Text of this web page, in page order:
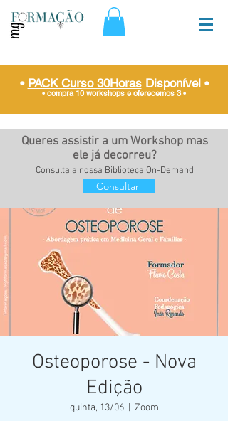
• PACK Curso 30HorasDisponível •
• compra 10 workshops e oferecemos 3•
Queres assistir a um Workshop mas
ele já decorreu?
Consulta a nossa Biblioteca On-Demand
Consultar
Osteoporose - Nova
Edição
quinta, 13/06
  |
Zoom